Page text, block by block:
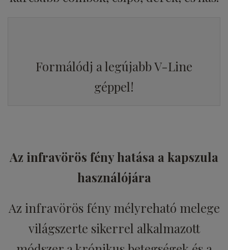
Formálódj a legújabb V-Line
géppel!
Az infravörös fény hatása a kapszula
használójára
Az infravörös fény mélyreható melege
világszerte sikerrel alkalmazott